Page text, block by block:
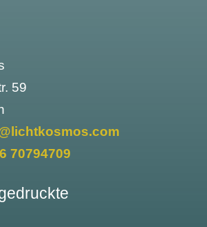
59
70794709